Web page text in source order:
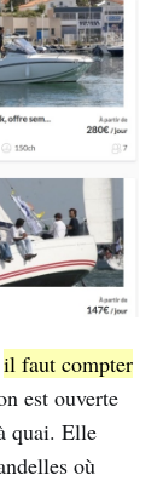
il faut compter
est ouverte
quai. Elle
où